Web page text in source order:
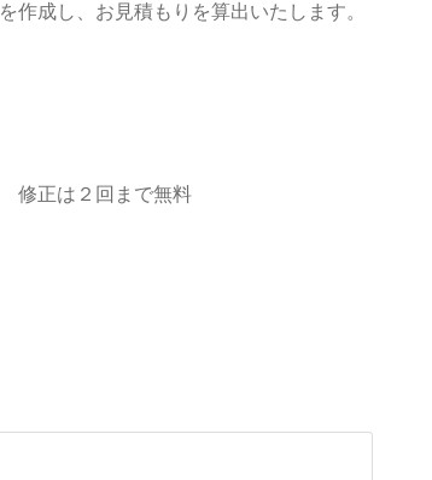
作成し、お見積もりを算出いたします。
修正は２回まで無料